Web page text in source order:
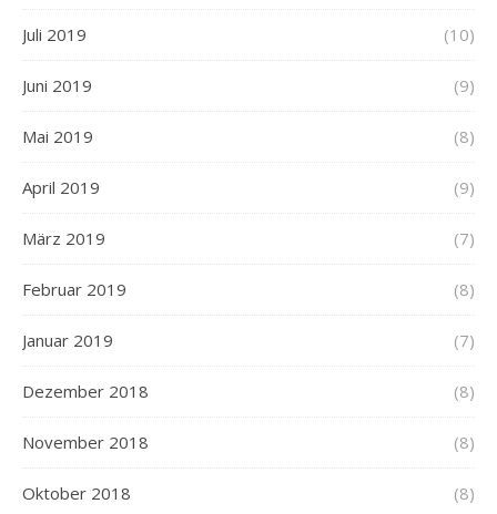
Juli 2019 (10)
Juni 2019 (9)
Mai 2019 (8)
April 2019 (9)
März 2019 (7)
Februar 2019 (8)
Januar 2019 (7)
Dezember 2018 (8)
November 2018 (8)
Oktober 2018 (8)